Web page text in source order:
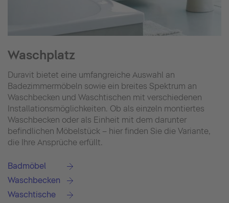
Waschplatz
Duravit bietet eine umfangreiche Auswahl an
Badezimmermöbeln sowie ein breites Spektrum an
Waschbecken und Waschtischen mit verschiedenen
Installationsmöglichkeiten. Ob als einzeln montiertes
Waschbecken oder als Einheit mit dem darunter
befindlichen Möbelstück – hier finden Sie die Variante,
die Ihre Ansprüche erfüllt.
Badmöbel
Waschbecken
Waschtische